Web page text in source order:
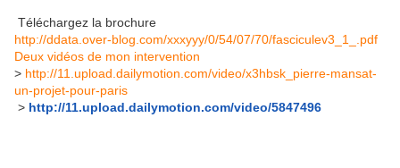
Téléchargez la brochure
http://ddata.over-blog.com/xxxyyy/0/54/07/70/fasciculev3_1_.pdf
Deux vidéos de mon intervention
> http://11.upload.dailymotion.com/video/x3hbsk_pierre-mansat-
un-projet-pour-paris
> http://11.upload.dailymotion.com/video/5847496